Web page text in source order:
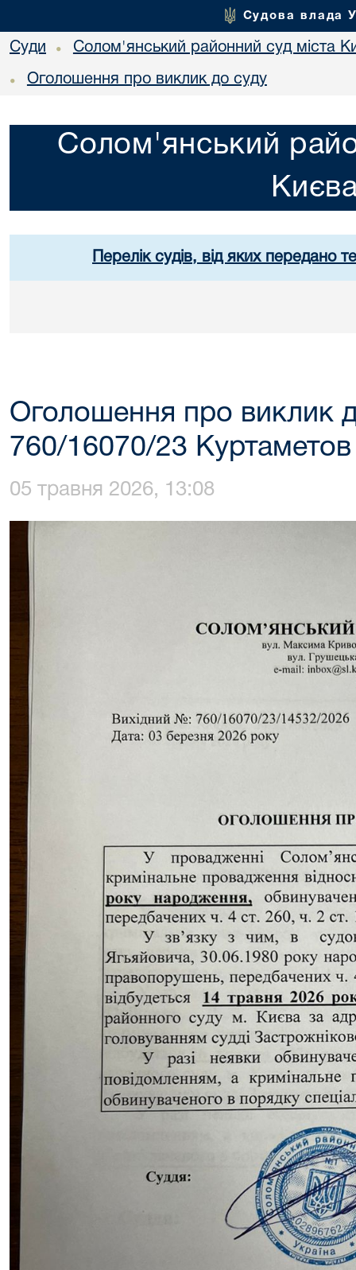
Судова влада
Суди • Солом'янський районний суд міста
• Оголошення про виклик до суду
Солом'янський
Перелік судів, від яких передано
Оголошення про виклик
760/16070/23
05 травня 2026, 13:08